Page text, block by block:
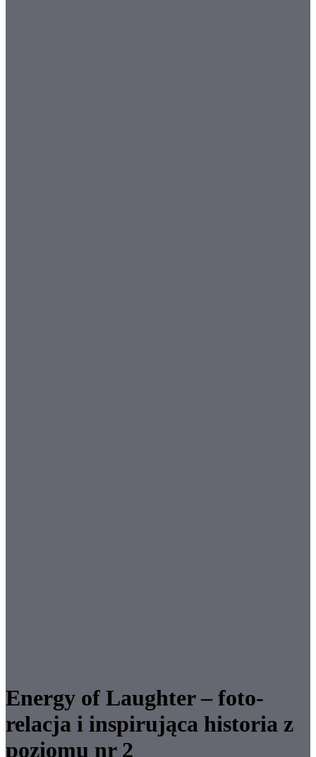
Energy of Laughter – foto-
relacja i inspirująca historia z
poziomu nr 2